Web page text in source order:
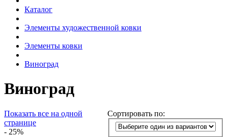
Каталог
Элементы художественной ковки
Элементы ковки
Виноград
Виноград
Сортировать по:
Показать все на одной
странице
- 25%